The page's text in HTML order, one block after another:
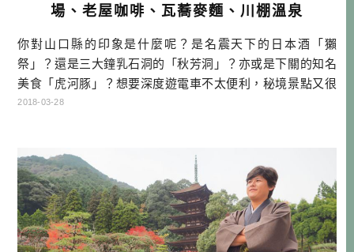
場、老屋咖啡、瓦蕎麥麵、川棚溫泉
你對山口縣的印象是什麼呢？是名震天下的日本酒「獺
祭」？還是三大鐘乳石洞的「秋芳洞」？亦或是下關的知名
美食「虎河豚」？想要深度遊電車不太便利，秘境景點又很
集中的山口，可能只有自駕一途了！ 你喜歡到日本自駕嗎？
清靜，另一方面也能把行程安排得很豐富。且不需要自己拖
拉行李的輕鬆程度，早讓我對日本自駕旅 […]…
2018-03-28